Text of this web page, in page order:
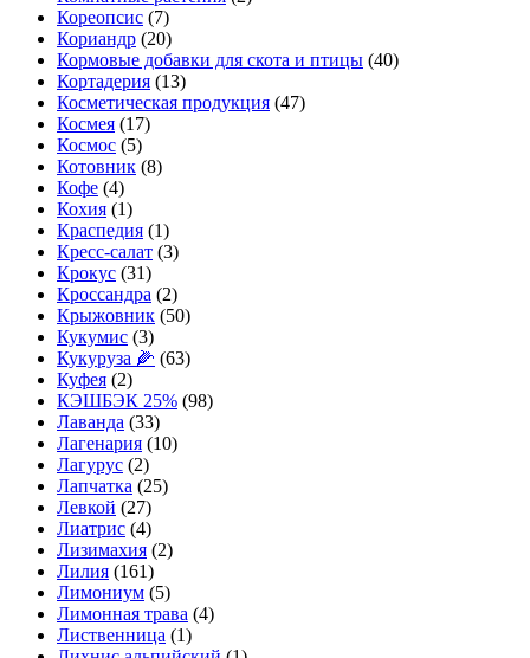
Кореопсис (7)
Кориандр (20)
Кормовые добавки для скота и птицы (40)
Кортадерия (13)
Косметическая продукция (47)
Космея (17)
Космос (5)
Котовник (8)
Кофе (4)
Кохия (1)
Краспедия (1)
Кресс-салат (3)
Крокус (31)
Кроссандра (2)
Крыжовник (50)
Кукумис (3)
Кукуруза 🌽 (63)
Куфея (2)
КЭШБЭК 25% (98)
Лаванда (33)
Лагенария (10)
Лагурус (2)
Лапчатка (25)
Левкой (27)
Лиатрис (4)
Лизимахия (2)
Лилия (161)
Лимониум (5)
Лимонная трава (4)
Лиственница (1)